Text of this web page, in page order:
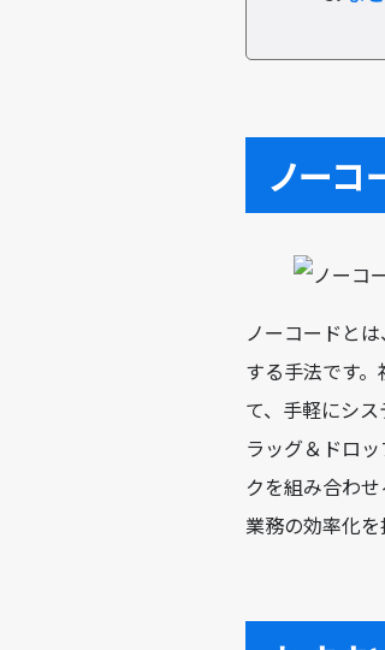
ノーコ
ノーコードとは
する手法です
て、手軽にシ
ラッグ＆ドロ
クを組み合わせ
業務の効率化を